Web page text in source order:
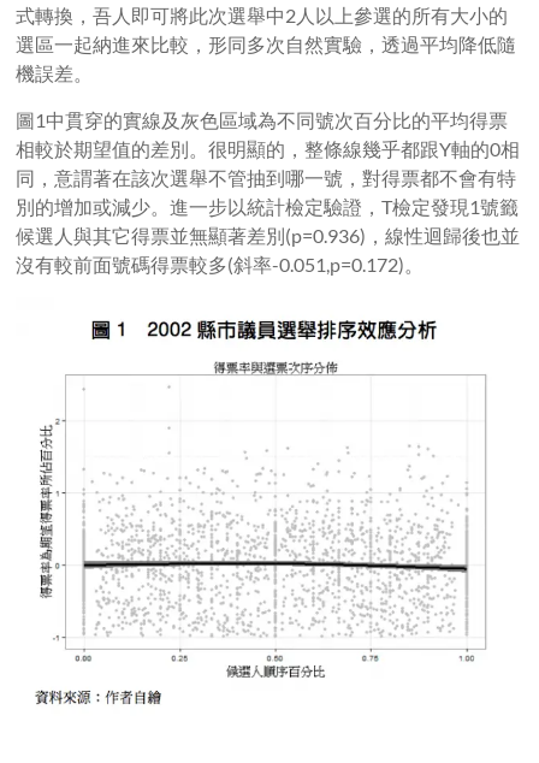
式轉換，吾人即可將此次選舉中2人以上參選的所有大小的
選區一起納進來比較，形同多次自然實驗，透過平均降低隨
機誤差。
圖1中貫穿的實線及灰色區域為不同號次百分比的平均得票
相較於期望值的差別。很明顯的，整條線幾乎都跟Y軸的0相
同，意謂著在該次選舉不管抽到哪一號，對得票都不會有特
別的增加或減少。進一步以統計檢定驗證，T檢定發現1號籤
候選人與其它得票並無顯著差別(p=0.936)，線性迴歸後也並
沒有較前面號碼得票較多(斜率-0.051,p=0.172)。